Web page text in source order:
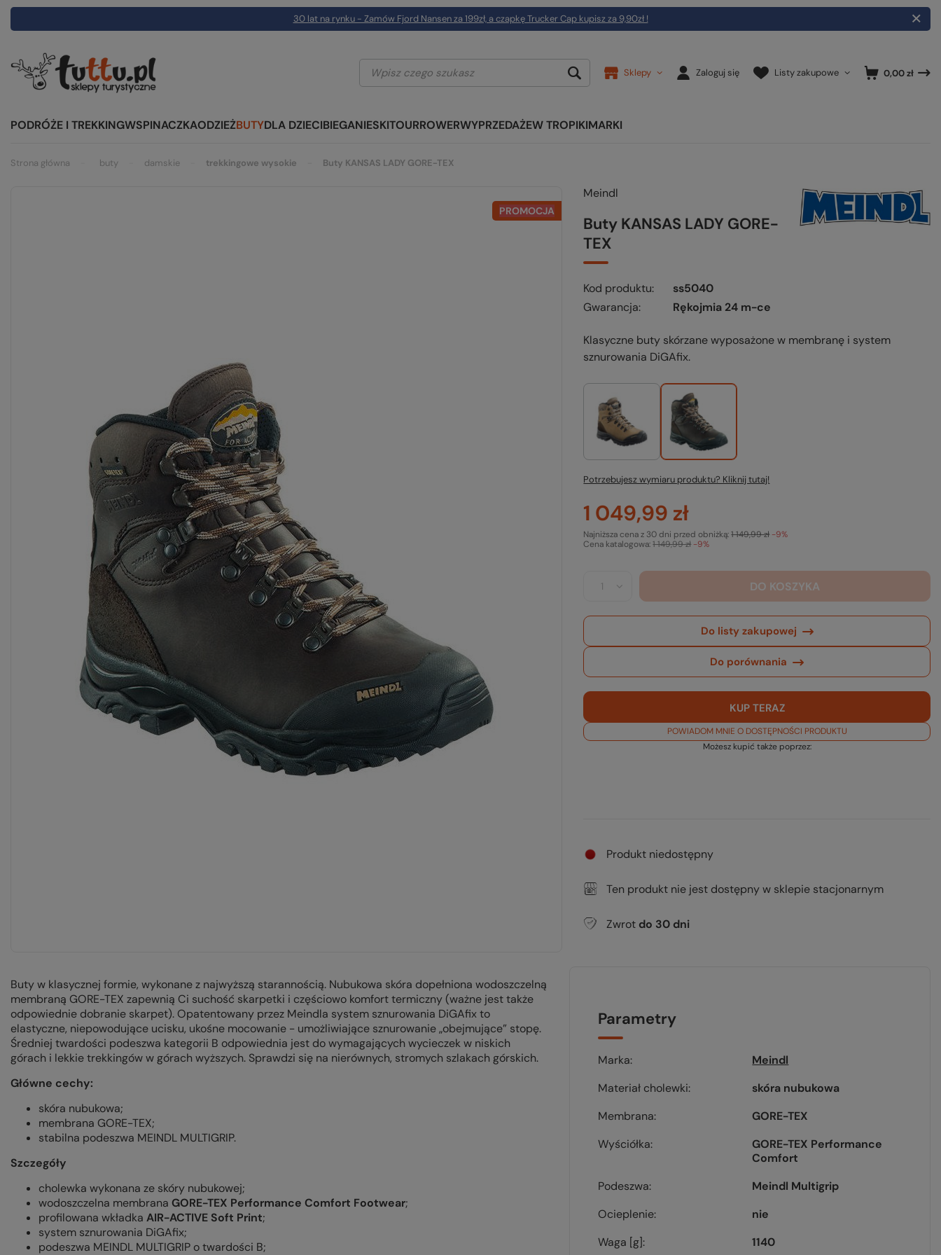
30 lat na rynku - Zamów Fjord Nansen za 199zł, a czapkę Trucker Cap kupisz za 9,90zł !
Sklepy Zaloguj się Listy zakupowe 0,00 zł
PODRÓŻE I TREKKINGWSPINACZKAODZIEŻBUTYDLA DZIECIBIEGANIESKITOURROWERWYPRZEDAŻEW TROPIKIMARKI
Strona główna buty damskie trekkingowe wysokie Buty KANSAS LADY GORE-TEX
PROMOCJA
Meindl
Buty KANSAS LADY GORE-
TEX
Kod produktu
ss5040
Gwarancja
Rękojmia 24 m-ce
Klasyczne buty skórzane wyposażone w membranę i system
sznurowania DiGAfix.
Potrzebujesz wymiaru produktu? Kliknij tutaj!
1 049,99 zł
Cena katalogowa:1 149,99 zł -9%
Najniższa cena z 30 dni przed obniżką:1 149,99 zł -9%
DO KOSZYKA
Do listy zakupowej
Do porównania
KUP TERAZ
POWIADOM MNIE O DOSTĘPNOŚCI PRODUKTU
Możesz kupić także poprzez:
Produkt niedostępny
Ten produkt nie jest dostępny w sklepie stacjonarnym
Zwrot do 30 dni
Buty w klasycznej formie, wykonane z najwyższą starannością. Nubukowa skóra dopełniona wodoszczelną
membraną GORE-TEX zapewnią Ci suchość skarpetki i częściowo komfort termiczny (ważne jest także
odpowiednie dobranie skarpet). Opatentowany przez Meindla system sznurowania DiGAfix to
elastyczne, niepowodujące ucisku, ukośne mocowanie - umożliwiające sznurowanie „obejmujące” stopę.
Średniej twardości podeszwa kategorii B odpowiednia jest do wymagających wycieczek w niskich
górach i lekkie trekkingów w górach wyższych. Sprawdzi się na nierównych, stromych szlakach górskich.
Główne cechy:
skóra nubukowa;
membrana GORE-TEX;
stabilna podeszwa MEINDL MULTIGRIP.
Szczegóły
cholewka wykonana ze skóry nubukowej;
wodoszczelna membrana GORE-TEX Performance Comfort Footwear;
profilowana wkładka AIR-ACTIVE Soft Print;
system sznurowania DiGAfix;
podeszwa MEINDL MULTIGRIP o twardości B;
Parametry
Marka
Meindl
Materiał cholewki
skóra nubukowa
Membrana
GORE-TEX
Wyściółka
GORE-TEX Performance
Comfort
Podeszwa
Meindl Multigrip
Ocieplenie
nie
Waga [g]
1140